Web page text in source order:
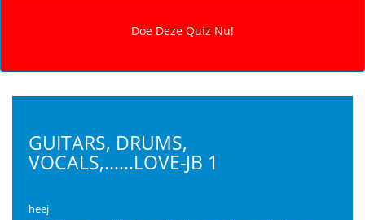
GUITARS, DRUMS,
VOCALS,......LOVE-JB 1
heej